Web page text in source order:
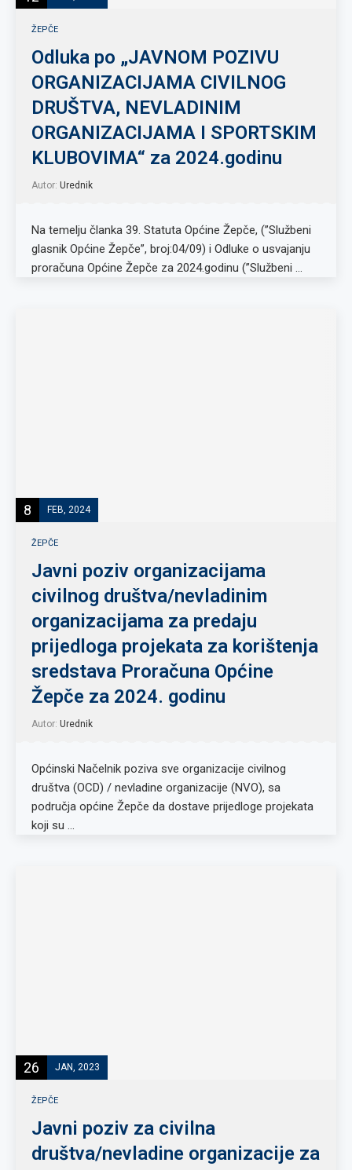
ŽEPČE
Odluka po „JAVNOM POZIVU
ORGANIZACIJAMA CIVILNOG
DRUŠTVA, NEVLADINIM
ORGANIZACIJAMA I SPORTSKIM
KLUBOVIMA“ za 2024.godinu
Autor: Urednik
Na temelju članka 39. Statuta Općine Žepče, (”Službeni
glasnik Općine Žepče”, broj:04/09) i Odluke o usvajanju
proračuna Općine Žepče za 2024.godinu (”Službeni …
8 FEB, 2024
ŽEPČE
Javni poziv organizacijama
civilnog društva/nevladinim
organizacijama za predaju
prijedloga projekata za korištenja
sredstava Proračuna Općine
Žepče za 2024. godinu
Autor: Urednik
Općinski Načelnik poziva sve organizacije civilnog
društva (OCD) / nevladine organizacije (NVO), sa
područja općine Žepče da dostave prijedloge projekata
koji su …
26 JAN, 2023
ŽEPČE
Javni poziv za civilna
društva/nevladine organizacije za